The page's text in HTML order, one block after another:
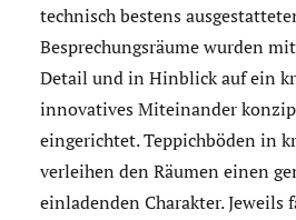
technisch bestens
Besprechungsräume wurden
Detail und in Hinblick auf ein
innovatives Miteinander
eingerichtet. Teppichböden in
verleihen den Räumen einen
einladenden Charakter. Jeweils